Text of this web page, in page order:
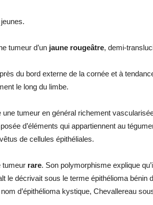
tumeur d’un jaune rougeâtre, demi-
du bord externe de la cornée et à
le long du limbe.
une tumeur en général richement
d’éléments qui appartiennent au
de cellules épithéliales.
tumeur rare. Son polymorphisme explique
le décrivait sous le terme épithélioma bénin
d’épithélioma kystique, Chevallereau